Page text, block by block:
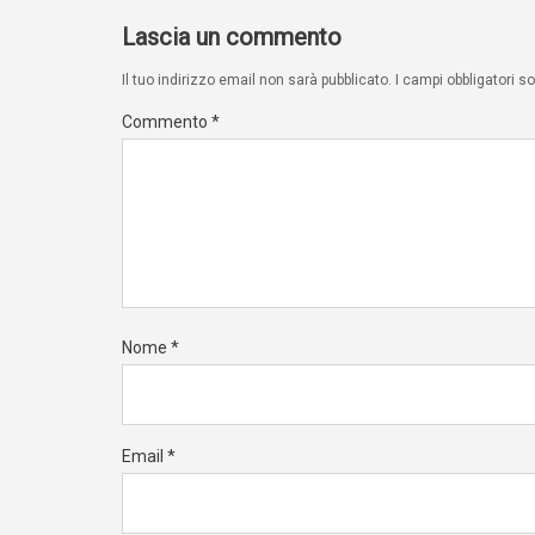
Lascia un commento
Il tuo indirizzo email non sarà pubblicato. I campi obbligatori
Commento *
Nome *
Email *